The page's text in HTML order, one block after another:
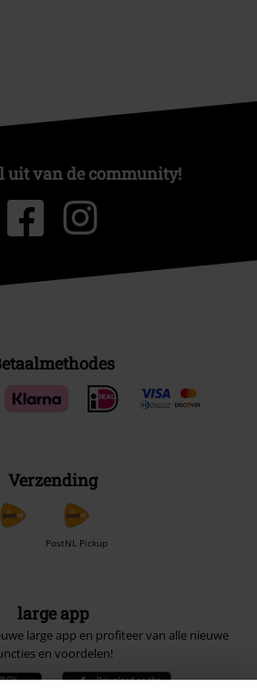
uit van de community!
Verzending
PostNL Pickup
large app
large app en profiteer van alle nieuwe
en voordelen!